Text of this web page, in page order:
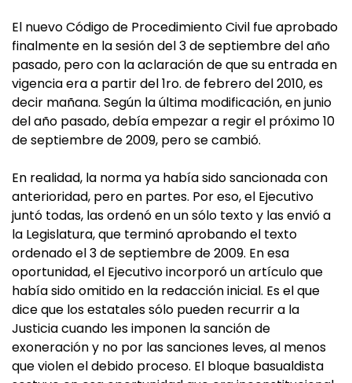
El nuevo Código de Procedimiento Civil fue aprobado
finalmente en la sesión del 3 de septiembre del año
pasado, pero con la aclaración de que su entrada en
vigencia era a partir del 1ro. de febrero del 2010, es
decir mañana. Según la última modificación, en junio
del año pasado, debía empezar a regir el próximo 10
de septiembre de 2009, pero se cambió.
En realidad, la norma ya había sido sancionada con
anterioridad, pero en partes. Por eso, el Ejecutivo
juntó todas, las ordenó en un sólo texto y las envió a
la Legislatura, que terminó aprobando el texto
ordenado el 3 de septiembre de 2009. En esa
oportunidad, el Ejecutivo incorporó un artículo que
había sido omitido en la redacción inicial. Es el que
dice que los estatales sólo pueden recurrir a la
Justicia cuando les imponen la sanción de
exoneración y no por las sanciones leves, al menos
que violen el debido proceso. El bloque basualdista